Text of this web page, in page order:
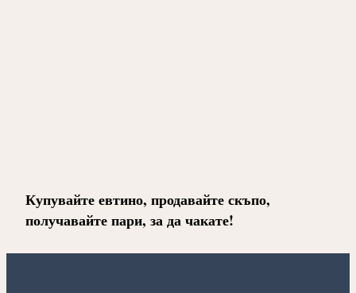
Купувайте евтино, продавайте скъпо,
получавайте пари, за да чакате!